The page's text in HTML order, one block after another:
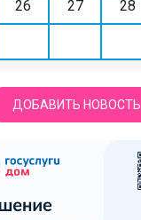
26 27 28
ДОБАВИТЬ НОВОСТЬ